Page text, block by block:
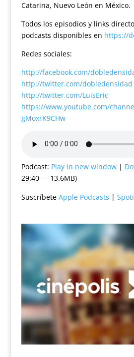
Catarina, Nuevo León en México.
Todos los episodios y links
podcasts disponibles en https://
Redes sociales:
http://facebook.com/
http://twitter.com/dobledensidad
http://twitter.com/LuisEric
https://www.youtube.com/
gMoxrK9CHw
Podcast: Play in new window|
29:40 — 13.6MB)
Suscríbete Apple Podcasts |